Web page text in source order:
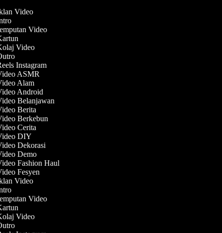
Video
Video
Video
Instagram
ASMR
Alam
Android
Belanjawan
Berita
Berkebun
Cerita
DIY
Dekorasi
Demo
Fashion Haul
Fesyen
Video
Video
Video